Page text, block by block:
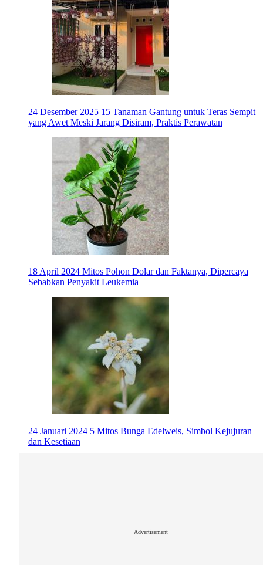
24 Desember 2025 15 Tanaman Gantung untuk Teras Sempit
yang Awet Meski Jarang Disiram, Praktis Perawatan
18 April 2024 Mitos Pohon Dolar dan Faktanya, Dipercaya
Sebabkan Penyakit Leukemia
24 Januari 2024 5 Mitos Bunga Edelweis, Simbol Kejujuran
dan Kesetiaan
Advertisement